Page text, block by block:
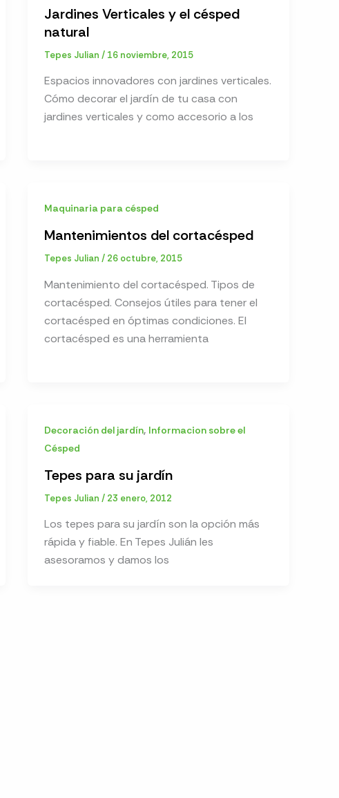
Jardines Verticales y el césped
natural
Tepes Julian/ 16 noviembre, 2015
Espacios innovadores con jardines verticales.
Cómo decorar el jardín de tu casa con
jardines verticales y como accesorio a los
Maquinaria para césped
Mantenimientos del cortacésped
Tepes Julian/ 26 octubre, 2015
Mantenimiento del cortacésped. Tipos de
cortacésped. Consejos útiles para tener el
cortacésped en óptimas condiciones. El
cortacésped es una herramienta
Decoración del jardín, Informacion sobre el
Césped
Tepes para su jardín
Tepes Julian/ 23 enero, 2012
Los tepes para su jardín son la opción más
rápida y fiable. En Tepes Julián les
asesoramos y damos los